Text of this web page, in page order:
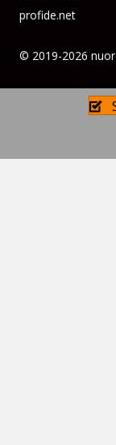
profide.net
© 2019-2026